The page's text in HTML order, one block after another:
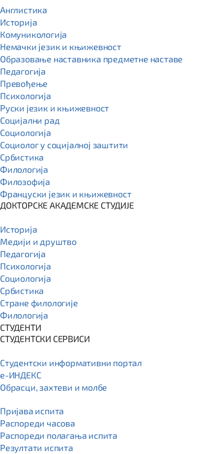
Англистика
Историја
Комуникологија
Немачки језик и књижевност
Образовање наставника предметне наставе
Педагогија
Превођење
Психологија
Руски језик и књижевност
Социјални рад
Социологија
Социолог у социјалној заштити
Србистика
Филологија
Филозофија
Француски језик и књижевност
ДОКТОРСКЕ АКАДЕМСКЕ СТУДИЈЕ
Историја
Медији и друштво
Педагогија
Психологија
Социологија
Србистика
Стране филологије
Филологија
СТУДЕНТИ
СТУДЕНТСКИ СЕРВИСИ
Студентски информативни портал
e-ИНДЕКС
Обрасци, захтеви и молбе
Пријава испита
Распореди часова
Распореди полагања испита
Резултати испита